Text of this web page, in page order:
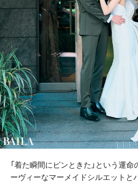
「着た瞬間にピンときた」という運命
ーヴィーなマーメイドシルエットと